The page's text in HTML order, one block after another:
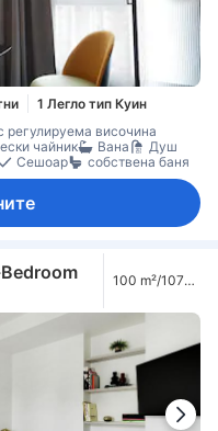
1 Легло тип Куин
регулируема височина
чайник Вана
Душ
Сешоар собствена баня
100 m²/1076